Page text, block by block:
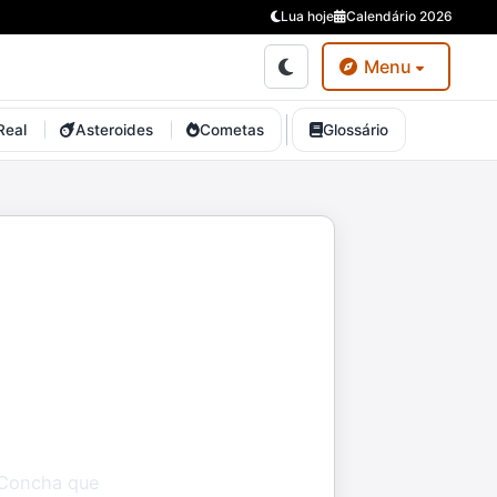
Lua hoje Calendário 2026
Menu
Asteroides Cometas Glossário
que